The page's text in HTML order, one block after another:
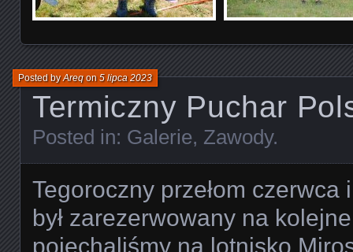
Termiczny Puchar
Posted byAreqon5 lipca 2023
Posted in: Galerie, Zawody.
Tegoroczny przełom
był zarezerwowany na
pojechaliśmy na lotnisko